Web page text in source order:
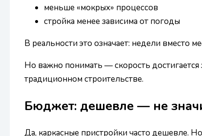
меньше «мокрых» процессов
стройка менее зависима от погоды
В реальности это означает: недели вместо
Но важно понимать — скорость
традиционном строительстве.
Бюджет: дешевле — не
Да, каркасные пристройки часто дешевле.